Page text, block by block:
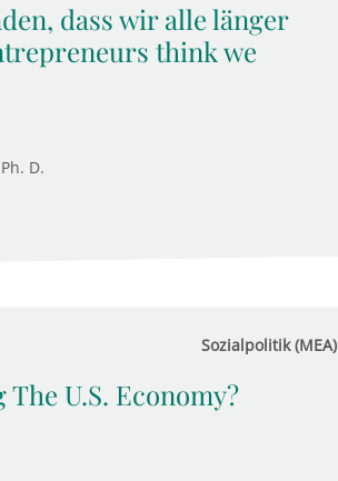
dass wir alle länger
think we
D.
Sozialpolitik (MEA)
U.S. Economy?